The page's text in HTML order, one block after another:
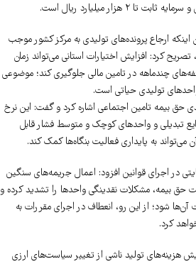
هزار میلیارد ریال است.
اینکه ارجاع پرونده‌های تولیدی به مرکز کشور موجب
کرد: افزایش اختیارات استانی می‌تواند زمان
چندماهه در تامین مالی جلوگیری کند؛ موضوعی
تولیدی حیاتی است.
همچنین به نرخ ۳۰ درصدی حق بیمه تامین اجتماعی اشاره کرد و گفت: این نرخ
تبدیلی و واحدهای کوچک و متوسط فشار قابل
می‌تواند به پایداری فعالیت بنگاه‌ها کمک کند.
در اجرای قوانین افزود: اعمال جریمه‌های سنگین
حق بیمه، مشکلات نقدینگی واحدها را تشدید کرده و
شود؛ از این رو، انعطاف در اجرای مقررات به
کرد.
هزینه‌های تولید ناشی از تغییر سیاست‌های ارزی